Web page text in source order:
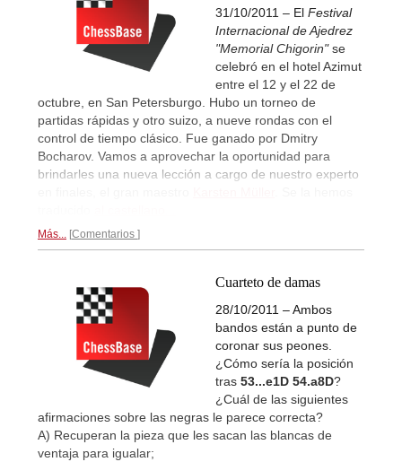
31/10/2011 – El Festival
Internacional de Ajedrez
"Memorial Chigorin"se
celebró en el hotel Azimut
entre el 12 y el 22 de
octubre, en San Petersburgo. Hubo un torneo de
partidas rápidas y otro suizo, a nueve rondas con el
control de tiempo clásico. Fue ganado por Dmitry
Bocharov. Vamos a aprovechar la oportunidad para
brindarles una nueva lección a cargo de nuestro experto
Más... Comentarios
Cuarteto de damas
28/10/2011 – Ambos
bandos están a punto de
coronar sus peones.
¿Cómo sería la posición
tras 53...e1D 54.a8D?
¿Cuál de las siguientes
afirmaciones sobre las negras le parece correcta?
A) Recuperan la pieza que les sacan las blancas de
ventaja para igualar;